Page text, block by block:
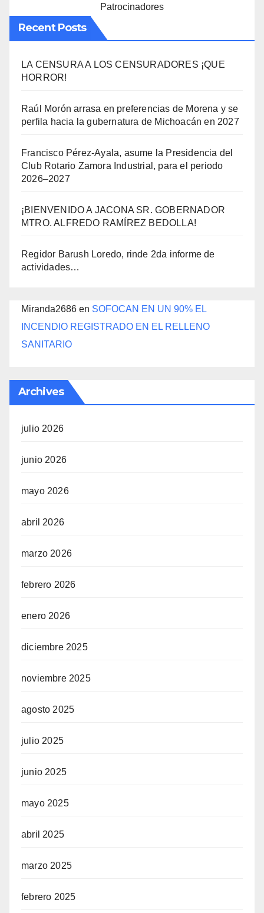
Patrocinadores
Recent Posts
LA CENSURA A LOS CENSURADORES ¡QUE
HORROR!
Raúl Morón arrasa en preferencias de Morena y se
perfila hacia la gubernatura de Michoacán en 2027
Francisco Pérez-Ayala, asume la Presidencia del
Club Rotario Zamora Industrial, para el periodo
2026–2027
¡BIENVENIDO A JACONA SR. GOBERNADOR
MTRO. ALFREDO RAMÍREZ BEDOLLA!
Regidor Barush Loredo, rinde 2da informe de
actividades…
Miranda2686 en SOFOCAN EN UN 90% EL
INCENDIO REGISTRADO EN EL RELLENO
SANITARIO
Archives
julio 2026
junio 2026
mayo 2026
abril 2026
marzo 2026
febrero 2026
enero 2026
diciembre 2025
noviembre 2025
agosto 2025
julio 2025
junio 2025
mayo 2025
abril 2025
marzo 2025
febrero 2025